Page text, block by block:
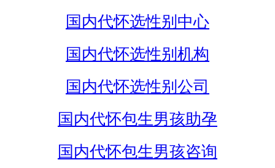
国内代怀选性别中心
国内代怀选性别机构
国内代怀选性别公司
国内代怀包生男孩助孕
国内代怀包生男孩咨询